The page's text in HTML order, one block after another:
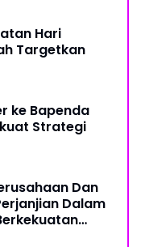
Hari
Targetkan
ke Bapenda
Strategi
Dan
Dalam